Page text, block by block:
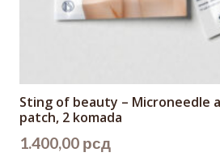
Sting of beauty – Microneedle
patch, 2 komada
1.400,00 рсд